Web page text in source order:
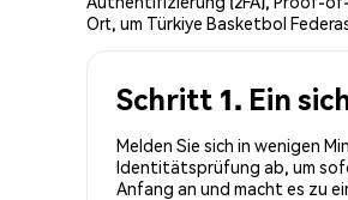
Ort, um Türkiye Basketbol
Schritt 1. Ein
Melden Sie sich in wenigen
Identitätsprüfung ab, um
Anfang an und macht es zu